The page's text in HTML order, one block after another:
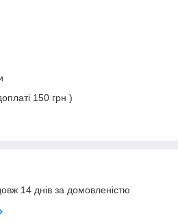
150 грн )
14 днів за домовленістю